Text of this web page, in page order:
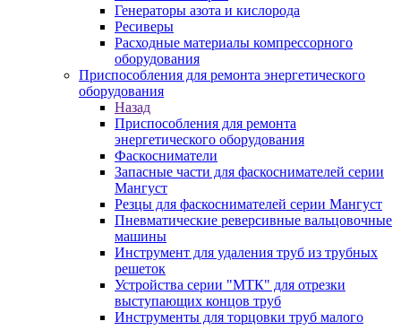
Генераторы азота и кислорода
Ресиверы
Расходные материалы компрессорного
оборудования
Приспособления для ремонта энергетического
оборудования
Назад
Приспособления для ремонта
энергетического оборудования
Фаскосниматели
Запасные части для фаскоснимателей серии
Мангуст
Резцы для фаскоснимателей серии Мангуст
Пневматические реверсивные вальцовочные
машины
Инструмент для удаления труб из трубных
решеток
Устройства серии "МТК" для отрезки
выступающих концов труб
Инструменты для торцовки труб малого